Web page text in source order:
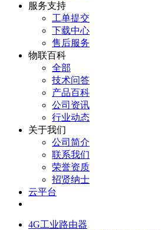
服务支持
工单提交
下载中心
售后服务
物联百科
全部
技术问答
产品百科
公司资讯
行业动态
关于我们
公司简介
联系我们
荣誉资质
招贤纳士
云平台
4G工业路由器